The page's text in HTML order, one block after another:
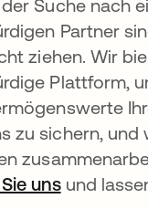
Suche nach
Partner
ziehen. Wir
Plattform,
zu sichern, und
unsund